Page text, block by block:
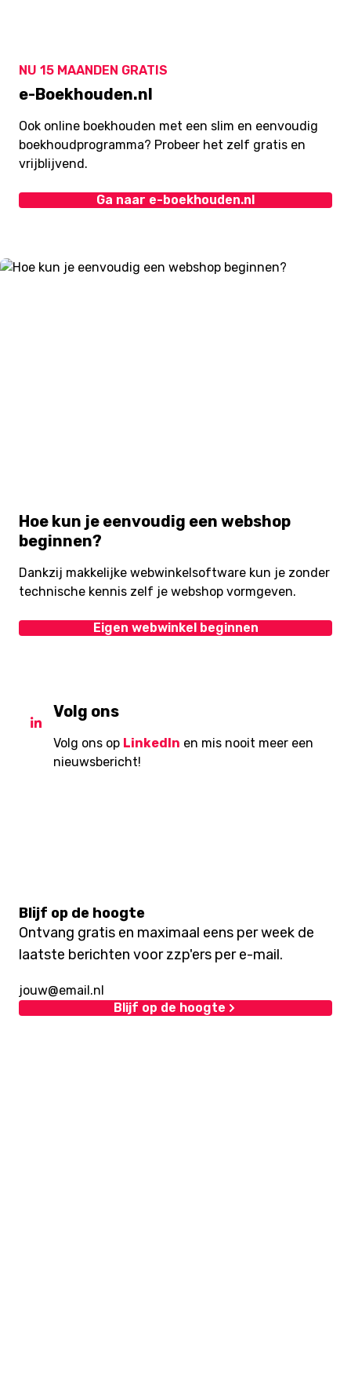
NU 15 MAANDEN GRATIS
e-Boekhouden.nl
Ook online boekhouden met een slim en eenvoudig
boekhoudprogramma? Probeer het zelf gratis en
vrijblijvend.
Ga naar e-boekhouden.nl
Hoe kun je eenvoudig een webshop
beginnen?
Dankzij makkelijke webwinkelsoftware kun je zonder
technische kennis zelf je webshop vormgeven.
Eigen webwinkel beginnen
Volg ons
Volg ons op LinkedIn en mis nooit meer een
nieuwsbericht!
Blijf op de hoogte
Ontvang gratis en maximaal eens per week de
laatste berichten voor zzp'ers per e-mail.
Blijf op de hoogte